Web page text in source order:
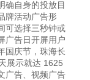
确自身的投放目
牌活动广告形
可选择三秒钟或
广告日开屏用户
国庆节，珠海长
展示就达 1625
广告、视频广告